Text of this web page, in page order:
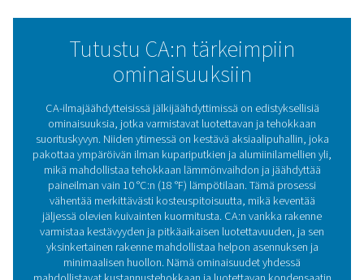
lähestymistapa tekee CA-jälkijäähdyttimistä arvokkaan
mihin tahansa paineilmakokoonpanoon.
Miksi jälkijäähdyttimet
välttämättömiä
Jälkijäähdyttimillä on tärkeä rooli
laskemalla kompressorista lähtevän ilman